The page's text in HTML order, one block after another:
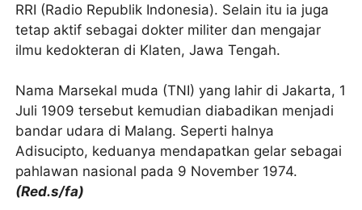
RRI (Radio Republik Indonesia). Selain itu ia juga
tetap aktif sebagai dokter militer dan mengajar
ilmu kedokteran di Klaten, Jawa Tengah.
Nama Marsekal muda (TNI) yang lahir di Jakarta, 1
Juli 1909 tersebut kemudian diabadikan menjadi
bandar udara di Malang. Seperti halnya
Adisucipto, keduanya mendapatkan gelar sebagai
pahlawan nasional pada 9 November 1974.
(Red.s/fa)